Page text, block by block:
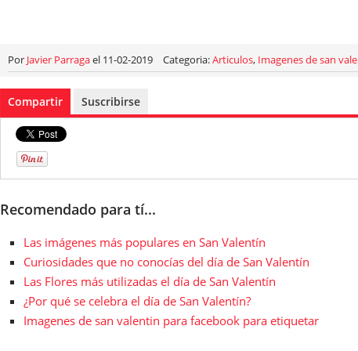
Por Javier Parragael 11-02-2019 Categoria:Articulos, Imagenes de san
Compartir Suscribirse
Recomendado para tí...
Las imágenes más populares en San Valentín
Curiosidades que no conocías del día de San Valentín
Las Flores más utilizadas el día de San Valentín
¿Por qué se celebra el día de San Valentín?
Imagenes de san valentin para facebook para etiquetar